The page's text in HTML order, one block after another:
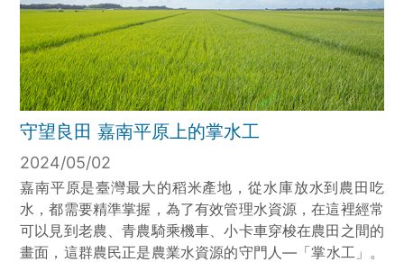
守望良田 嘉南平原上的掌水工
2024/05/02
嘉南平原是臺灣最大的稻米產地，從水庫放水到農田吃
水，都需要精準掌握，為了有效管理水資源，在這裡經常
可以見到老農、青農騎乘機車、小卡車穿梭在農田之間的
畫面，這群農民正是農業水資源的守門人—「掌水工」。